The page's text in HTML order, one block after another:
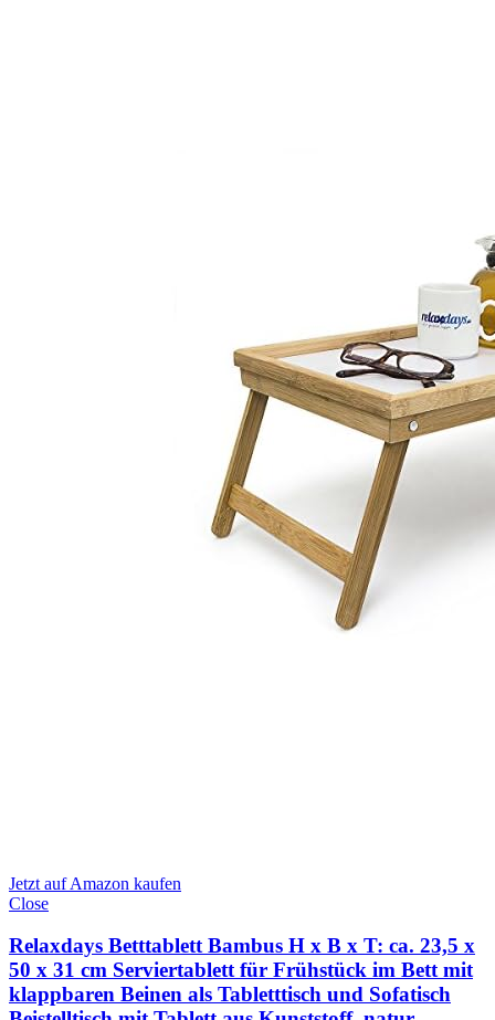
Jetzt auf Amazon kaufen
Close
Relaxdays Betttablett Bambus H x B x T: ca. 23,5 x
50 x 31 cm Serviertablett für Frühstück im Bett mit
klappbaren Beinen als Tabletttisch und Sofatisch